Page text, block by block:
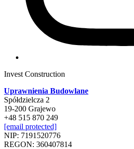
Invest Construction
Uprawnienia Budowlane
Spółdzielcza 2
19-200 Grajewo
+48 515 870 249
[email protected]
NIP: 7191520776
REGON: 360407814